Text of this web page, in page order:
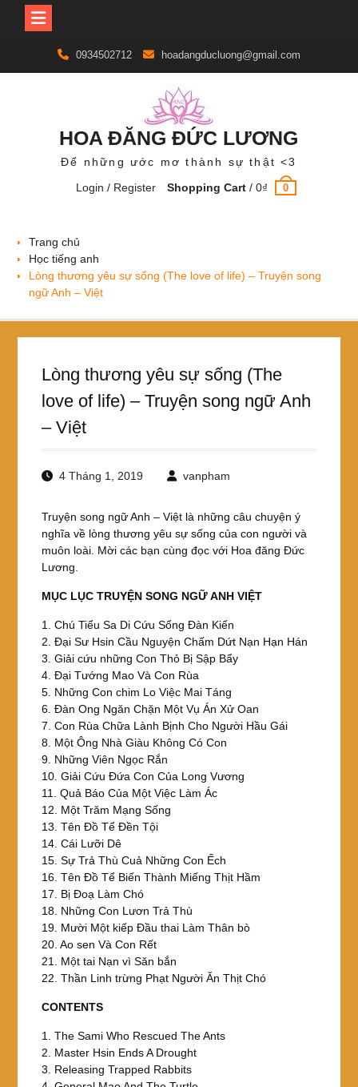
content
0934502712 hoadangducluong@gmail.com
HOA ĐĂNG ĐỨC LƯƠNG
Để những ước mơ thành sự thật <3
Login / Register
Shopping Cart /0₫ 0
Trang chủ
Học tiếng anh
Lòng thương yêu sự sống (The love of life) – Truyện song
ngữ Anh – Việt
Lòng thương yêu sự sống (The
love of life) – Truyện song ngữ Anh
– Việt
4 Tháng 1, 2019 vanpham
Truyện song ngữ Anh – Việt là những câu chuyện ý
nghĩa về lòng thương yêu sự sống của con người và
muôn loài. Mời các bạn cùng đọc với Hoa đăng Đức
Lương.
MỤC LỤC TRUYỆN SONG NGỮ ANH VIỆT
1. Chú Tiểu Sa Di Cứu Sống Đàn Kiến
2. Đại Sư Hsin Cầu Nguyện Chấm Dứt Nạn Hạn Hán
3. Giải cứu những Con Thỏ Bị Sập Bẩy
4. Đại Tướng Mao Và Con Rùa
5. Những Con chim Lo Việc Mai Táng
6. Đàn Ong Ngăn Chặn Một Vụ Án Xử Oan
7. Con Rùa Chữa Lành Bịnh Cho Người Hầu Gái
8. Một Ông Nhà Giàu Không Có Con
9. Những Viên Ngọc Rắn
10. Giải Cứu Đứa Con Của Long Vương
11. Quả Báo Của Một Việc Làm Ác
12. Một Trăm Mạng Sống
13. Tên Đồ Tể Đền Tội
14. Cái Lưỡi Dê
15. Sự Trả Thù Cuả Những Con Ếch
16. Tên Đồ Tể Biến Thành Miếng Thịt Hầm
17. Bị Đoạ Làm Chó
18. Những Con Lươn Trả Thù
19. Mười Một kiếp Đầu thai Làm Thân bò
20. Ao sen Và Con Rết
21. Một tai Nạn vì Săn bắn
22. Thần Linh trừng Phạt Người Ăn Thịt Chó
CONTENTS
1. The Sami Who Rescued The Ants
2. Master Hsin Ends A Drought
3. Releasing Trapped Rabbits